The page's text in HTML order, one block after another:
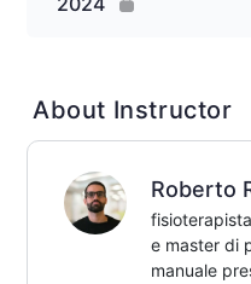
About Instructor
Roberto
e master di
manuale